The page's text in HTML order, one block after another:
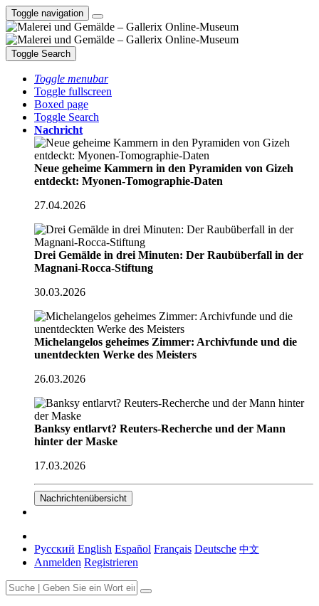
Toggle navigation
Toggle Search
Toggle menubar
Toggle fullscreen
Boxed page
Toggle Search
Nachricht
Neue geheime Kammern in den Pyramiden von Gizeh
entdeckt: Myonen-Tomographie-Daten
27.04.2026
Drei Gemälde in drei Minuten: Der Raubüberfall in der
Magnani-Rocca-Stiftung
30.03.2026
Michelangelos geheimes Zimmer: Archivfunde und die
unentdeckten Werke des Meisters
26.03.2026
Banksy entlarvt? Reuters-Recherche und der Mann
hinter der Maske
17.03.2026
Nachrichtenübersicht
Русский English Español Français Deutsche 中文
Anmelden Registrieren